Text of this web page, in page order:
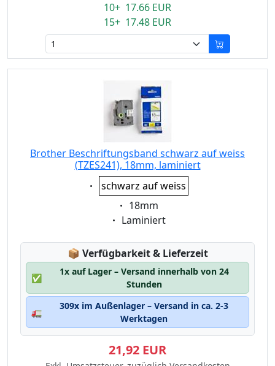
10+ 17.66 EUR
15+ 17.48 EUR
Brother Beschriftungsband schwarz auf weiss
(TZES241), 18mm, laminiert
Eigenschaft:
schwarz auf weiss
Eigenschaft:
18mm
Eigenschaft:
Laminiert
📦 Lagerstatus:
Verfügbarkeit & Lieferzeit
✅
1x auf Lager – Versand innerhalb von 24
Stunden
🚛
309x im Außenlager – Versand in ca. 2-3
Werktagen
21,92 EUR